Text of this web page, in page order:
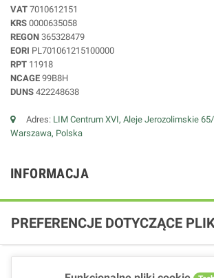
VAT 7010612151
KRS 0000635058
REGON 365328479
EORI PL701061215100000
RPT 11918
NCAGE 99B8H
DUNS 422248638
Adres: LIM Centrum XVI, Aleje Jerozolimskie
Warszawa, Polska
INFORMACJA
PREFERENCJE DOTYCZĄCE